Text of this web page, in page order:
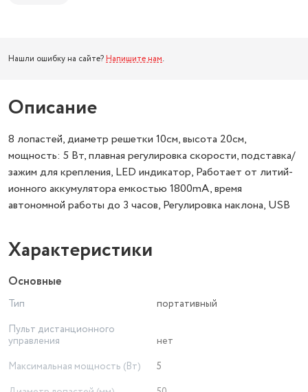
Нашли ошибку на сайте? Напишите нам.
Описание
8 лопастей, диаметр решетки 10см, высота 20см,
мощность: 5 Вт, плавная регулировка скорости, подставка/
зажим для крепления, LED индикатор, Работает от литий-
ионного аккумулятора емкостью 1800mA, время
автономной работы до 3 часов, Регулировка наклона, USB
Характеристики
Основные
Тип
портативный
Пульт дистанционного
управления
нет
Максимальная мощность (Вт)
5